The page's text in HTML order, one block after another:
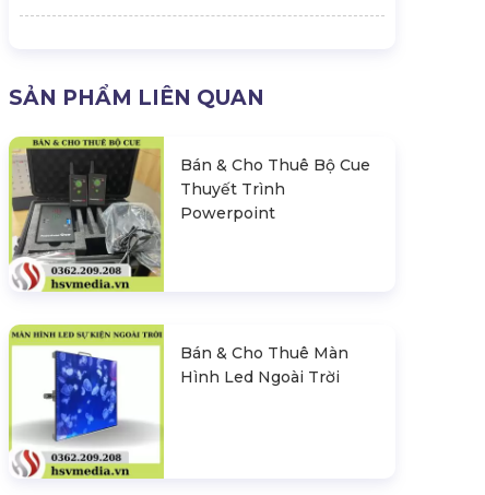
SẢN PHẨM LIÊN QUAN
Bán & Cho Thuê Bộ Cue
Thuyết Trình
Powerpoint
Bán & Cho Thuê Màn
Hình Led Ngoài Trời